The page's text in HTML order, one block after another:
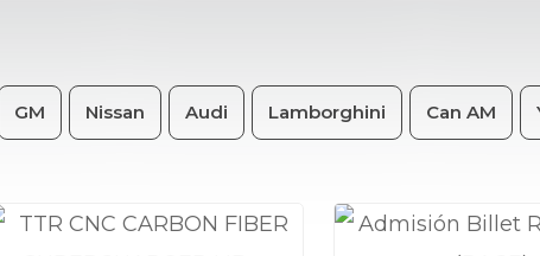
GM Nissan Audi Lamborghini Can AM